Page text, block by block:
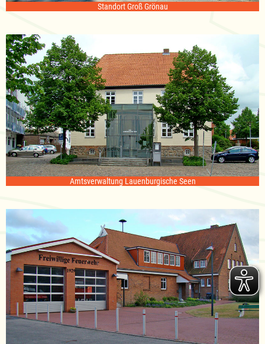
Standort Groß Grönau
Amtsverwaltung Lauenburgische Seen